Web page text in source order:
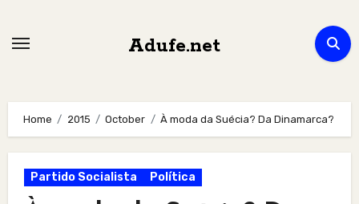
Adufe.net
Home 2015 October À moda da Suécia? Da Dinamarca?
Partido Socialista Política